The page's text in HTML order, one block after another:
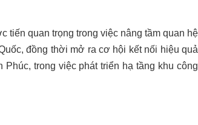
tiến quan trọng trong việc nâng tầm quan hệ
đồng thời mở ra cơ hội kết nối hiệu quả
trong việc phát triển hạ tầng khu công